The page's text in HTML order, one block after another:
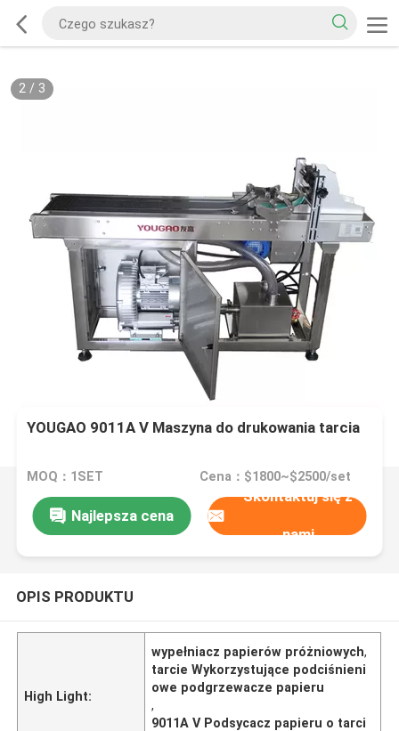
2/ 3
YOUGAO 9011A V Maszyna do drukowania tarcia
MOQ：1SET Cena：$1800~$2500/set
Najlepsza cena
Skontaktuj się z
nami
OPIS PRODUKTU
High Light:
wypełniacz papierów próżniowych,
tarcie Wykorzystujące podciśnieni
owe podgrzewacze papieru
,
9011A V Podsycacz papieru o tarci